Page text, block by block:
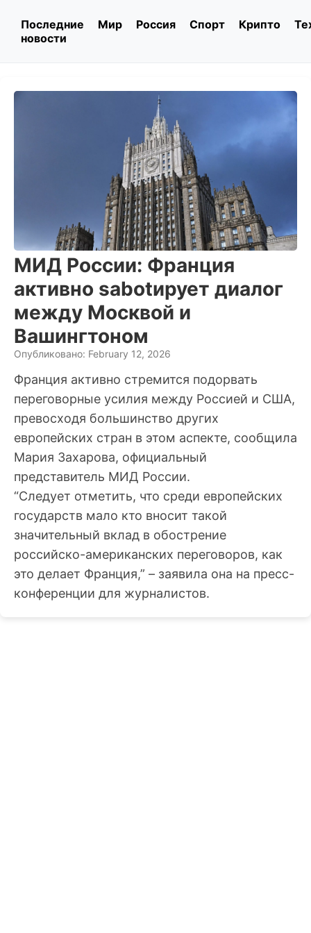
Последние
новости
Мир Россия Спорт Крипто
МИД России: Франция
активно sabotирует диалог
между Москвой и
Вашингтоном
Опубликовано: February 12, 2026
Франция активно стремится подорвать
переговорные усилия между Россией и США,
превосходя большинство других
европейских стран в этом аспекте, сообщила
Мария Захарова, официальный
представитель МИД России.
“Следует отметить, что среди европейских
государств мало кто вносит такой
значительный вклад в обострение
российско-американских переговоров, как
это делает Франция,” – заявила она на пресс-
конференции для журналистов.